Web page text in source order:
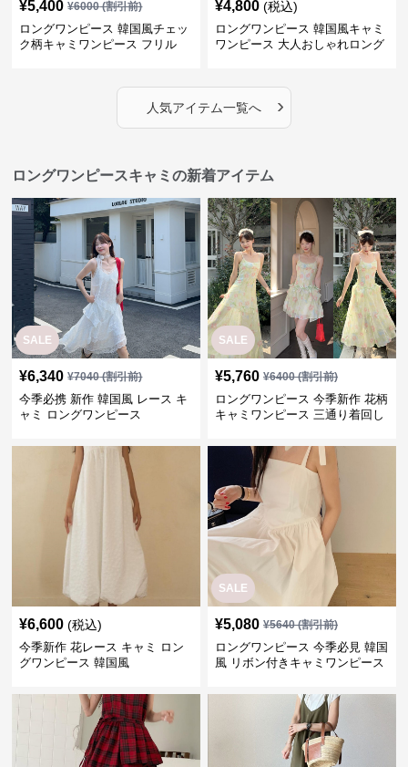
¥5,400 ¥6000(割引前)
ロングワンピース 韓国風チェッ
ク柄キャミワンピース フリル
¥4,800 (税込)
ロングワンピース 韓国風キャミ
ワンピース 大人おしゃれロング
人気アイテム一覧へ ›
ロングワンピースキャミの新着アイテム
SALE
¥6,340 ¥7040(割引前)
今季必携 新作 韓国風 レース キ
ャミ ロングワンピース
SALE
¥5,760 ¥6400(割引前)
ロングワンピース 今季新作 花柄
キャミワンピース 三通り着回し
¥6,600 (税込)
今季新作 花レース キャミ ロン
グワンピース 韓国風
SALE
¥5,080 ¥5640(割引前)
ロングワンピース 今季必見 韓国
風 リボン付きキャミワンピース